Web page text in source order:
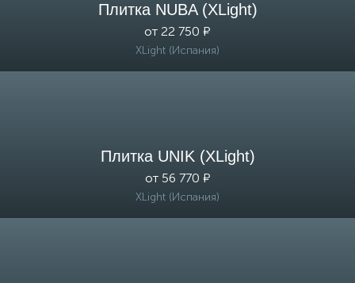
Плитка NUBA (XLight)
от 22 750 ₽
XLight (Испания)
Плитка UNIK (XLight)
от 56 770 ₽
XLight (Испания)